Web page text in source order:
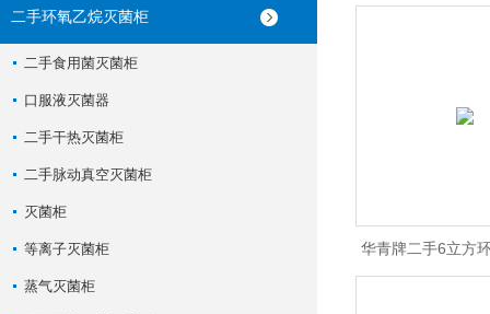
二手环氧乙烷灭菌柜
二手食用菌灭菌柜
口服液灭菌器
二手干热灭菌柜
二手脉动真空灭菌柜
灭菌柜
等离子灭菌柜
蒸气灭菌柜
华青牌二手6立方